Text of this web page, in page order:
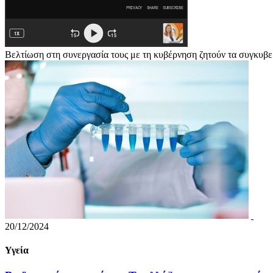
Βελτίωση στη συνεργασία τους με τη κυβέρνηση ζητούν τα
20/12/2024
Υγεία